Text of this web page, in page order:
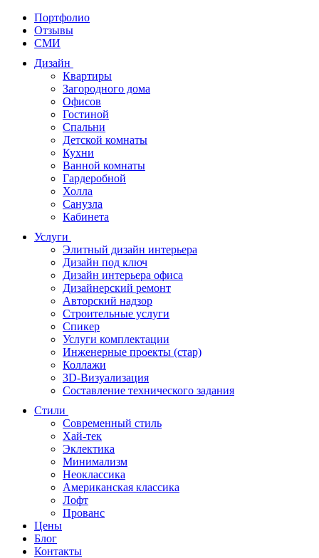
Портфолио
Отзывы
СМИ
Дизайн
Квартиры
Загородного дома
Офисов
Гостиной
Спальни
Детской комнаты
Кухни
Ванной комнаты
Гардеробной
Холла
Санузла
Кабинета
Услуги
Элитный дизайн интерьера
Дизайн под ключ
Дизайн интерьера офиса
Дизайнерский ремонт
Авторский надзор
Строительные услуги
Спикер
Услуги комплектации
Инженерные проекты (стар)
Коллажи
3D-Визуализация
Составление технического задания
Стили
Современный стиль
Хай-тек
Эклектика
Минимализм
Неоклассика
Американская классика
Лофт
Прованс
Цены
Блог
Контакты